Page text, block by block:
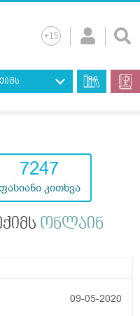
7247
კითხვა
ონლაინ
09-05-2020